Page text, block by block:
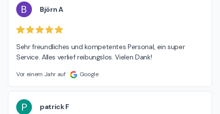
B Björn A
Sehr freundliches und kompetentes Personal, ein super
Service. Alles verlief reibungslos. Vielen Dank!
Vor einem Jahr auf Google
P patrick F